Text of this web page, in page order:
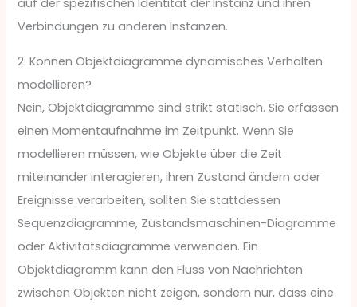
auf der spezifischen Identität der Instanz und ihren
Verbindungen zu anderen Instanzen.
2. Können Objektdiagramme dynamisches Verhalten
modellieren?
Nein, Objektdiagramme sind strikt statisch. Sie erfassen
einen Momentaufnahme im Zeitpunkt. Wenn Sie
modellieren müssen, wie Objekte über die Zeit
miteinander interagieren, ihren Zustand ändern oder
Ereignisse verarbeiten, sollten Sie stattdessen
Sequenzdiagramme, Zustandsmaschinen-Diagramme
oder Aktivitätsdiagramme verwenden. Ein
Objektdiagramm kann den Fluss von Nachrichten
zwischen Objekten nicht zeigen, sondern nur, dass eine